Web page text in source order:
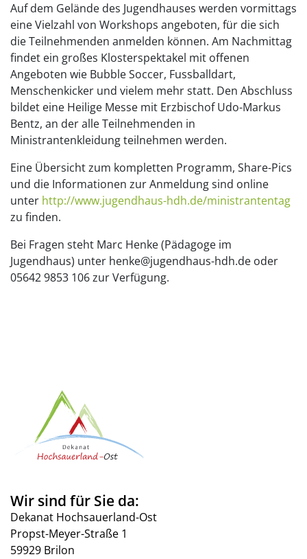
Auf dem Gelände des Jugendhauses werden vormittags
eine Vielzahl von Workshops angeboten, für die sich
die Teilnehmenden anmelden können. Am Nachmittag
findet ein großes Klosterspektakel mit offenen
Angeboten wie Bubble Soccer, Fussballdart,
Menschenkicker und vielem mehr statt. Den Abschluss
bildet eine Heilige Messe mit Erzbischof Udo-Markus
Bentz, an der alle Teilnehmenden in
Ministrantenkleidung teilnehmen werden.
Eine Übersicht zum kompletten Programm, Share-Pics
und die Informationen zur Anmeldung sind online
unter http://www.jugendhaus-hdh.de/ministrantentag
zu finden.
Bei Fragen steht Marc Henke (Pädagoge im
Jugendhaus) unter henke@jugendhaus-hdh.de oder
05642 9853 106 zur Verfügung.
Wir sind für Sie da:
Dekanat Hochsauerland-Ost
Propst-Meyer-Straße 1
59929 Brilon